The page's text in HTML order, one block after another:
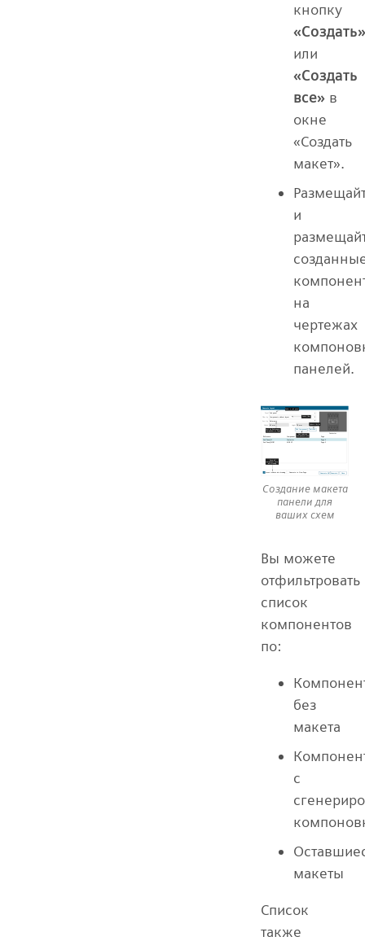
кнопку
«Создать»
или
«Создать
все» в
окне
«Создать
макет».
и
на
чертежах
панелей.
Создание макета
панели для
ваших схем
Вы можете
отфильтровать
список
компонентов
по:
без
макета
с
макеты
Список
также